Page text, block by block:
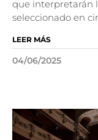
que interpretarán
seleccionado en
LEER MÁS
04/06/2025